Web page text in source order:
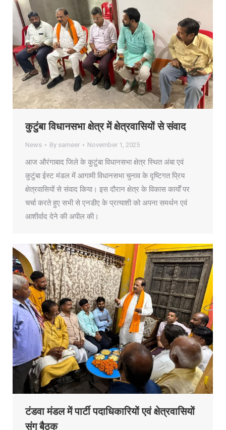
कुटुंबा विधानसभा क्षेत्र में क्षेत्रवासियों से संवाद
News By sameer November 1, 2025
आज औरंगाबाद जिले के कुटुंबा विधानसभा क्षेत्र स्थित अंबा एवं
कुटुंबा ईस्ट मंडल में आगामी विधानसभा चुनाव के दृष्टिगत प्रिय
क्षेत्रवासियों से संवाद किया। इस दौरान क्षेत्र के विकास कार्यों पर
चर्चा करते हुए सभी से एनडीए के प्रत्याशी को अपना समर्थन एवं
आशीर्वाद देने की अपील की।
टंडवा मंडल में पार्टी पदाधिकारियों एवं क्षेत्रवासियों
संग बैठक